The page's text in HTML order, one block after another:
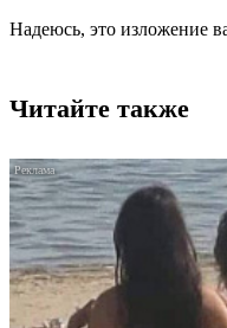
Надеюсь, это изложение
Читайте также